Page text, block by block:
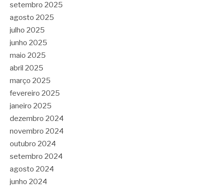
setembro 2025
agosto 2025
julho 2025
junho 2025
maio 2025
abril 2025
março 2025
fevereiro 2025
janeiro 2025
dezembro 2024
novembro 2024
outubro 2024
setembro 2024
agosto 2024
junho 2024